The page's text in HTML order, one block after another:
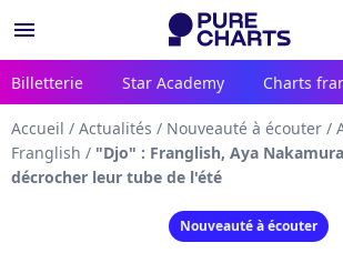
menu
Billetterie Star Academy Charts
Accueil / Actualités / Nouveauté à écouter /
Franglish / "Djo" : Franglish, Aya
décrocher leur tube de l'été
Nouveauté à écouter